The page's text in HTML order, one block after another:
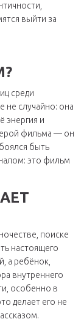
выйти за
среди
не случайно: она
энергия и
фильма — он
быть
это фильм
поиске
настоящего
а ребёнок,
внутреннего
особенно в
делает его не